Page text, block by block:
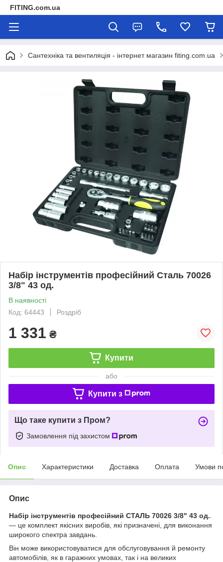
FITING.com.ua
Сантехніка та вентиляція - інтернет магазин fiting.com.ua
Набір інструментів професійний Сталь 70026
3/8" 43 од.
В наявності
Код: 64443
Роздріб
1 331 ₴
Купити
або
Купити з
Що таке купити з Пром?
Замовлення під захистом
Опис Характеристики Доставка Оплата Умови
Опис
Набір інструментів професійний СТАЛЬ 70026 3/8" 43 од.
— це комплект якісних виробів, які призначені, для виконання
широкого спектра завдань.
Він може використовуватися для обслуговування й ремонту
автомобілів, як в гаражних умовах, так і на великих